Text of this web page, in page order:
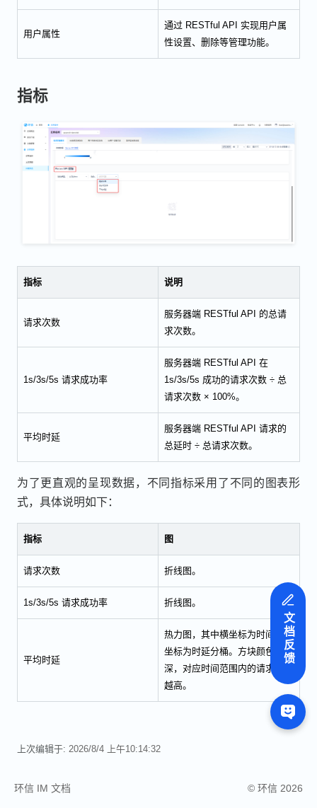
用户属性
通过 RESTful API 实现用户属
性设置、删除等管理功能。
指标
指标 说明
请求次数
服务器端 RESTful API 的总请
求次数。
1s/3s/5s 请求成功率
服务器端 RESTful API 在
1s/3s/5s 成功的请求次数 ÷ 总
请求次数 × 100%。
平均时延
服务器端 RESTful API 请求的
总延时 ÷ 总请求次数。
为了更直观的呈现数据，不同指标采用了不同的图表形
式，具体说明如下：
指标 图
请求次数 折线图。
1s/3s/5s 请求成功率 折线图。
平均时延
热力图，其中横坐标为时间，纵
坐标为时延分桶。方块颜色越
深，对应时间范围内的请求次数
越高。
上次编辑于: 2026/8/4 上午10:14:32
环信 IM 文档 © 环信 2026
文档反馈